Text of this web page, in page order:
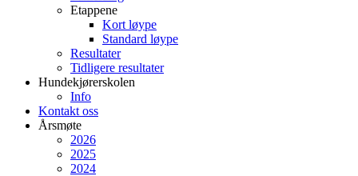
Etappene
Kort løype
Standard løype
Resultater
Tidligere resultater
Hundekjørerskolen
Info
Kontakt oss
Årsmøte
2026
2025
2024